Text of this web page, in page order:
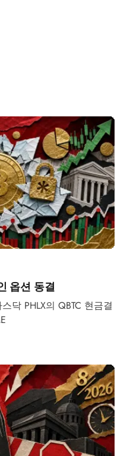
옵션 동결
닥 PHLX의 QBTC 현금결